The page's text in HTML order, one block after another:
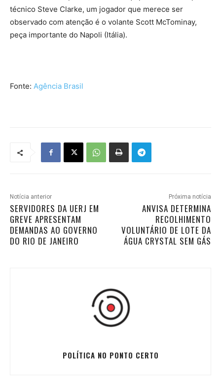
técnico Steve Clarke, um jogador que merece ser
observado com atenção é o volante Scott McTominay,
peça importante do Napoli (Itália).
Fonte: Agência Brasil
Notícia anterior
SERVIDORES DA UERJ EM
GREVE APRESENTAM
DEMANDAS AO GOVERNO
DO RIO DE JANEIRO
Próxima notícia
ANVISA DETERMINA
RECOLHIMENTO
VOLUNTÁRIO DE LOTE DA
ÁGUA CRYSTAL SEM GÁS
POLÍTICA NO PONTO CERTO